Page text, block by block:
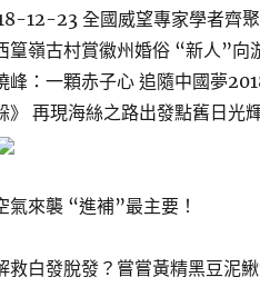
12-23 全國威望專家學者齊
篁嶺古村賞徽州婚俗 “新人”
峰：一顆赤子心 追隨中國夢
》 再現海絲之路出發點舊日
氣來襲 “進補”最主要！
救白發脫發？嘗嘗黃精黑豆泥